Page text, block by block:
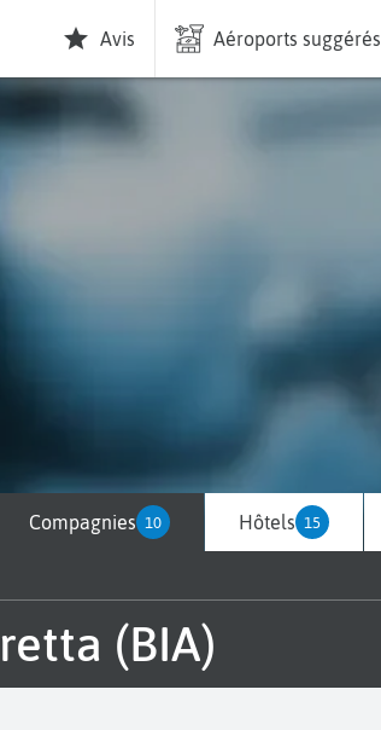
Avis Aéroports suggérés
Compagnies 10 Hôtels 15
(BIA)